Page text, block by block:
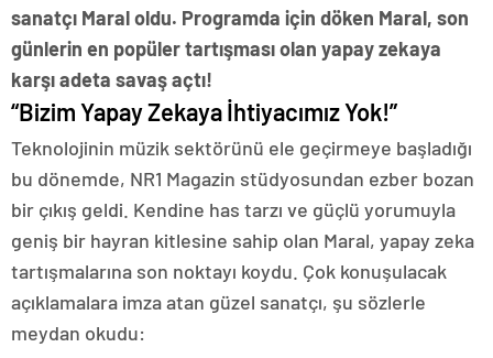
sanatçı Maral oldu. Programda için döken Maral, son
günlerin en popüler tartışması olan yapay zekaya
karşı adeta savaş açtı!
“Bizim Yapay Zekaya İhtiyacımız Yok!”
Teknolojinin müzik sektörünü ele geçirmeye başladığı
bu dönemde, NR1 Magazin stüdyosundan ezber bozan
bir çıkış geldi. Kendine has tarzı ve güçlü yorumuyla
geniş bir hayran kitlesine sahip olan Maral, yapay zeka
tartışmalarına son noktayı koydu. Çok konuşulacak
açıklamalara imza atan güzel sanatçı, şu sözlerle
meydan okudu: